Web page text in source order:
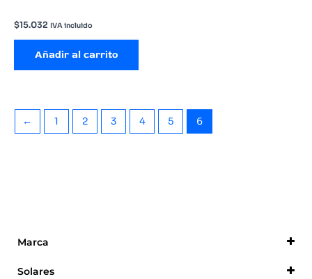
Marca
Solares
$15.032 IVA incluido
Añadir al carrito
← 1 2 3 4 5 6